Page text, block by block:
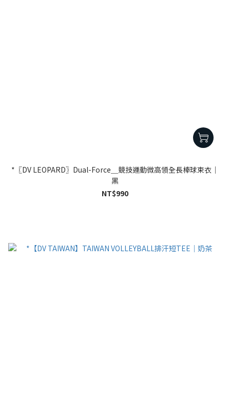
*〖DV LEOPARD〗Dual-Force＿競技運動微高領全長棒球束衣｜
黑
NT$990